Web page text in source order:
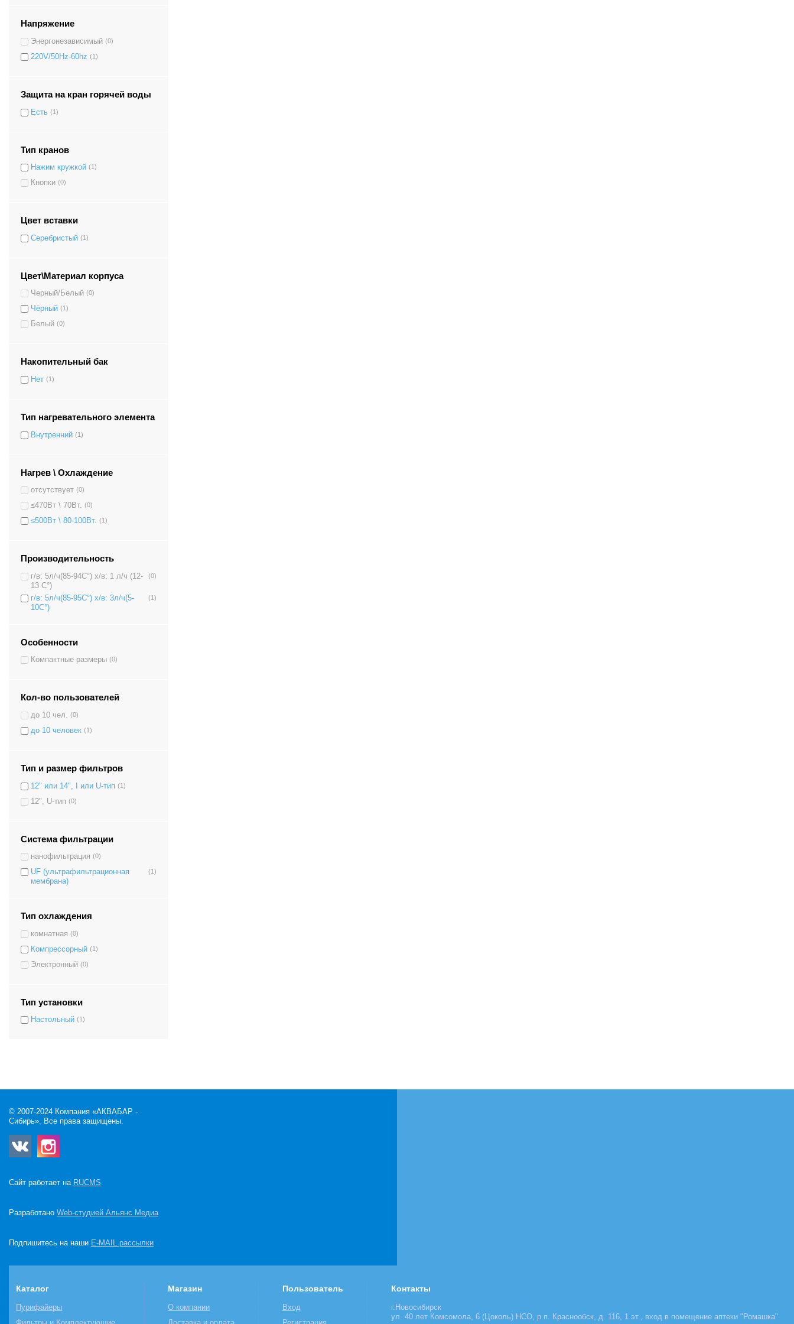
Напряжение
Энергонезависимый (0)
220V/50Hz-60hz (1)
Защита на кран горячей воды
Есть (1)
Тип кранов
Нажим кружкой (1)
Кнопки (0)
Цвет вставки
Серебристый (1)
Цвет\Материал корпуса
Черный/Белый (0)
Чёрный (1)
Белый (0)
Накопительный бак
Нет (1)
Тип нагревательного элемента
Внутренний (1)
Нагрев \ Охлаждение
отсутствует (0)
≤470Вт \ 70Вт. (0)
≤500Вт \ 80-100Вт. (1)
Производительность
г/в: 5л/ч(85-94C°) х/в: 1 л/ч (12-
13 C°)
(0)
г/в: 5л/ч(85-95C°) х/в: 3л/ч(5-
10C°)
(1)
Особенности
Компактные размеры (0)
Кол-во пользователей
до 10 чел. (0)
до 10 человек (1)
Тип и размер фильтров
12" или 14", I или U-тип (1)
12", U-тип (0)
Система фильтрации
нанофильтрация (0)
UF (ультрафильтрационная
мембрана)
(1)
Тип охлаждения
комнатная (0)
Компрессорный (1)
Электронный (0)
Тип установки
Настольный (1)
© 2007-2024 Компания «АКВАБАР -
Сибирь». Все права защищены.
Сайт работает на RUCMS
Разработано Web-студией Альянс Медиа
Подпишитесь на наши E-MAIL рассылки
Каталог
Пурифайеры
Магазин
О компании
Пользователь
Вход
Контакты
г.Новосибирск
ул. 40 лет Комсомола, 6 (Цоколь) НСО, р.п. Краснообск, д. 116, 1 эт., вход в помещение аптеки "Ромашка"